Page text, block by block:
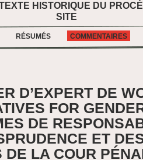
HISTORIQUE DU
SITE
RÉSUMÉS COMMENTAIRES
D’EXPERT DE
FOR
DE
ET
DE LA COUR